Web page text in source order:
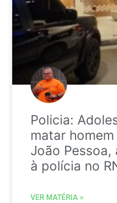
Policia:
matar
João
à polícia no
VER MATÉRIA »